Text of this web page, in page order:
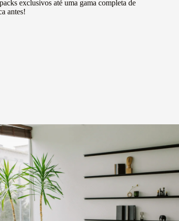
exclusivos até uma gama completa de
antes!